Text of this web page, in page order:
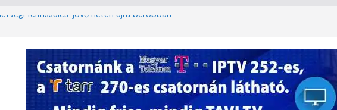
felfrissülés: jövő héten újra berobban
A 3. kerület TVE csapatát fogadta a
a tűzoltók dolgát Marcalinál
közlekedésért, elektromos